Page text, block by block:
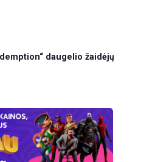
daugelio žaidėjų